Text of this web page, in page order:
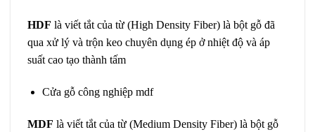
HDF là viết tắt của từ (High Density Fiber) là bột gỗ đã
qua xử lý và trộn keo chuyên dụng ép ở nhiệt độ và áp
suất cao tạo thành tấm
Cửa gỗ công nghiệp mdf
MDF là viết tắt của từ (Medium Density Fiber) là bột gỗ